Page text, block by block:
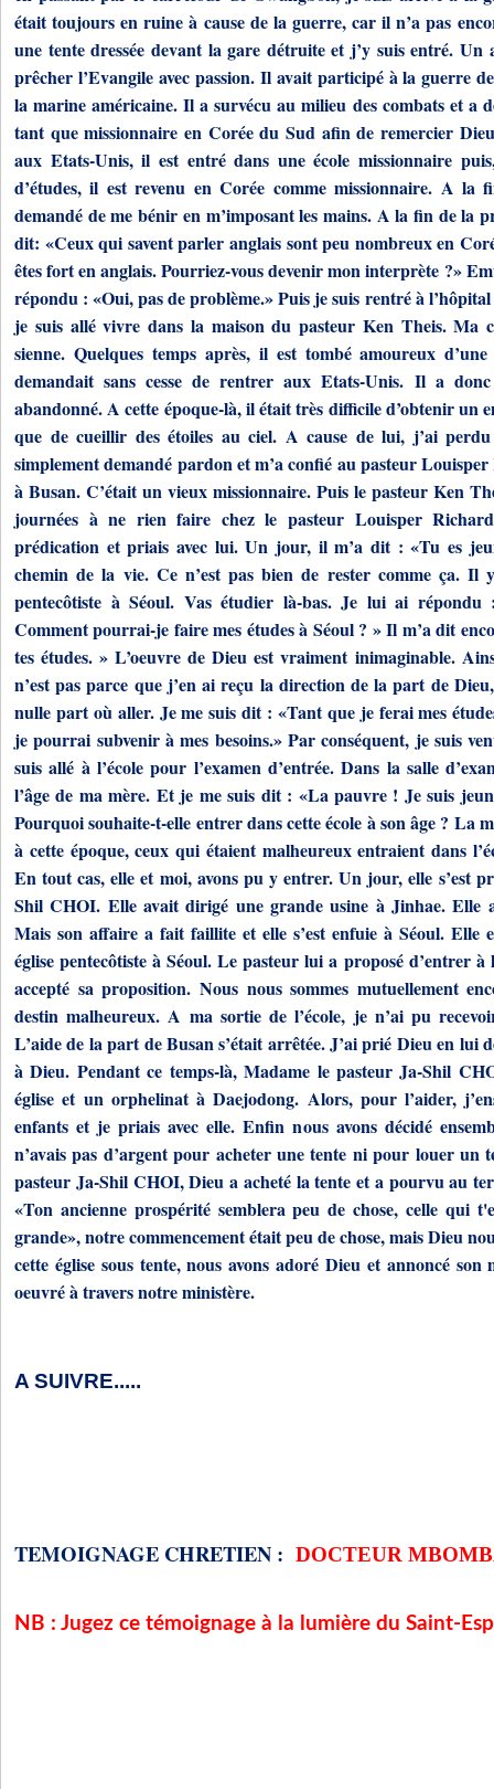
était toujours en ruine à cause de la guerre, car il n’a pas
une tente dressée devant la gare détruite et j’y suis entré.
prêcher l’Evangile avec passion. Il avait participé à la guerre
la marine américaine. Il a survécu au milieu des combats et a
tant que missionnaire en Corée du Sud afin de remercier
aux Etats-Unis, il est entré dans une école missionnaire
d’études, il est revenu en Corée comme missionnaire. A
demandé de me bénir en m’imposant les mains. A la fin de la
dit: «Ceux qui savent parler anglais sont peu nombreux en
êtes fort en anglais. Pourriez-vous devenir mon interprète ?»
répondu : «Oui, pas de problème.» Puis je suis rentré à l’hôpital
je suis allé vivre dans la maison du pasteur Ken Theis. Ma
sienne. Quelques temps après, il est tombé amoureux
demandait sans cesse de rentrer aux Etats-Unis. Il a
abandonné. A cette époque-là, il était très difficile d’obtenir un
que de cueillir des étoiles au ciel. A cause de lui, j’ai
simplement demandé pardon et m’a confié au pasteur
à Busan. C’était un vieux missionnaire. Puis le pasteur Ken
journées à ne rien faire chez le pasteur Louisper
prédication et priais avec lui. Un jour, il m’a dit : «Tu es
chemin de la vie. Ce n’est pas bien de rester comme ça. Il
pentecôtiste à Séoul. Vas étudier là-bas. Je lui ai répondu
Comment pourrai-je faire mes études à Séoul ? » Il m’a dit
tes études. » L’oeuvre de Dieu est vraiment inimaginable.
n’est pas parce que j’en ai reçu la direction de la part de
nulle part où aller. Je me suis dit : «Tant que je ferai mes
je pourrai subvenir à mes besoins.» Par conséquent, je suis
suis allé à l’école pour l’examen d’entrée. Dans la salle
l’âge de ma mère. Et je me suis dit : «La pauvre ! Je suis
Pourquoi souhaite-t-elle entrer dans cette école à son âge ? La
à cette époque, ceux qui étaient malheureux entraient dans
En tout cas, elle et moi, avons pu y entrer. Un jour, elle s’est
Shil CHOI. Elle avait dirigé une grande usine à Jinhae. Elle
Mais son affaire a fait faillite et elle s’est enfuie à Séoul. Elle
église pentecôtiste à Séoul. Le pasteur lui a proposé d’entrer à
accepté sa proposition. Nous nous sommes mutuellement
destin malheureux. A ma sortie de l’école, je n’ai pu
L’aide de la part de Busan s’était arrêtée. J’ai prié Dieu en lui
à Dieu. Pendant ce temps-là, Madame le pasteur Ja-Shil
église et un orphelinat à Daejodong. Alors, pour l’aider,
enfants et je priais avec elle. Enfin nous avons décidé
n’avais pas d’argent pour acheter une tente ni pour louer
pasteur Ja-Shil CHOI, Dieu a acheté la tente et a pourvu au
«Ton ancienne prospérité semblera peu de chose, celle qui
grande», notre commencement était peu de chose, mais Dieu
cette église sous tente, nous avons adoré Dieu et annoncé son
oeuvré à travers notre ministère.
A SUIVRE.....
TEMOIGNAGE CHRETIEN : DOCTEUR
NB : Jugez ce témoignage à la lumière du Saint-